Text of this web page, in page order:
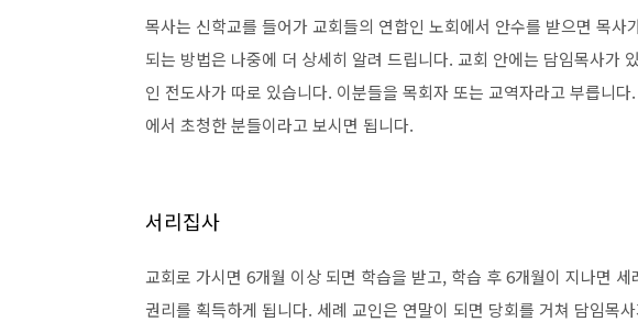
목사는 신학교를 들어가 교회들의 연합인 노회에서 안수를 받으면 목
되는 방법은 나중에 더 상세히 알려 드립니다. 교회 안에는 담임목사가
인 전도사가 따로 있습니다. 이분들을 목회자 또는 교역자라고 부릅니
에서 초청한 분들이라고 보시면 됩니다.
서리집사
교회로 가시면 6개월 이상 되면 학습을 받고, 학습 후 6개월이 지나면
권리를 획득하게 됩니다. 세례 교인은 연말이 되면 당회를 거쳐 담임목